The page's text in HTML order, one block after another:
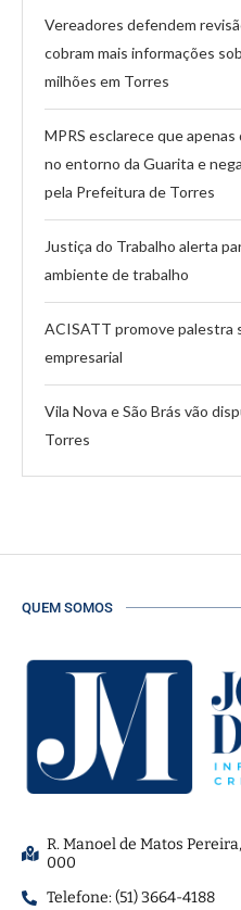
Vereadores defendem
cobram mais informações
milhões em Torres
MPRS esclarece que
no entorno da Guarita e
pela Prefeitura de Torres
Justiça do Trabalho alerta
ambiente de trabalho
ACISATT promove palestra
empresarial
Vila Nova e São Brás vão
Torres
QUEM SOMOS
R. Manoel de Matos
000
Telefone: (51) 3664-4188